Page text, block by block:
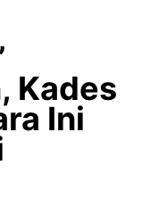
Kades
Ini